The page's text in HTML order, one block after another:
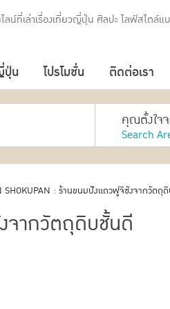
ลน์ที่เล่าเรื่องเที่ยวญี่ปุ่น ศิลปะ ไลฟ์สไตล์
ปุ่น โปรโมชั่น ติดต่อเรา
คุณตั้งใจ
Search
SHOKUPAN : ร้านขนมปังแถวฟูจิซังจากวัตถุ
จากวัตถุดิบชั้นดี